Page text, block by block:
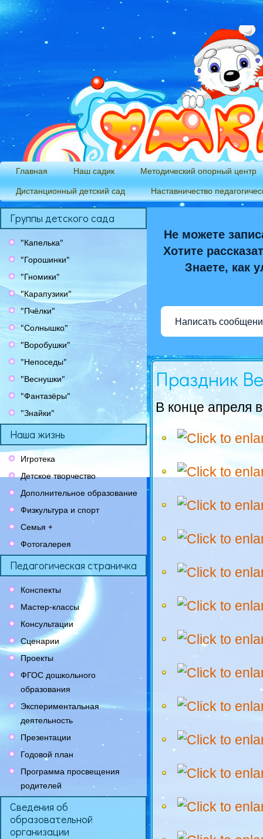
Главная Наш садик
Методический опорный центр
Дистанционный детский сад
Наставничество
Группы детского сада
"Капелька"
"Горошинки"
"Гномики"
"Карапузики"
"Пчёлки"
"Солнышко"
"Воробушки"
"Непоседы"
"Веснушки"
"Фантазёры"
"Знайки"
Наша жизнь
Игротека
Детское творчество
Дополнительное образование
Физкультура и спорт
Семья +
Фотогалерея
Педагогическая страничка
Конспекты
Мастер-классы
Консультации
Сценарии
Проекты
ФГОС дошкольного
образования
Экспериментальная
деятельность
Презентации
Годовой план
Программа просвещения
родителей
Сведения об
образовательной
организации
Не можете
Хотите
Знаете, как
Написать
Праздник
В конце апреля